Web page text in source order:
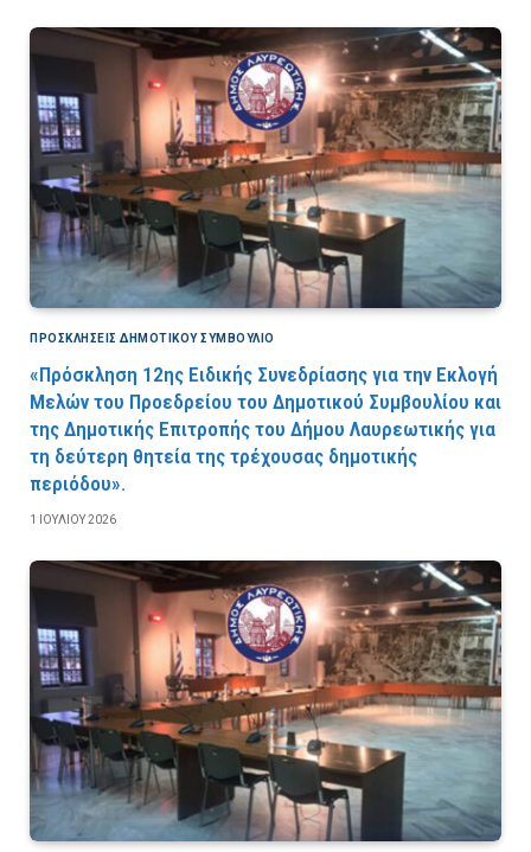
ΠΡΟΣΚΛΉΣΕΙΣ ΔΗΜΟΤΙΚΟΎ ΣΥΜΒΟΎΛΙΟ
«Πρόσκληση 12ης Ειδικής Συνεδρίασης για την Εκλογή
Μελών του Προεδρείου του Δημοτικού Συμβουλίου και
της Δημοτικής Επιτροπής του Δήμου Λαυρεωτικής για
τη δεύτερη θητεία της τρέχουσας δημοτικής
περιόδου».
1 ΙΟΥΛΊΟΥ 2026